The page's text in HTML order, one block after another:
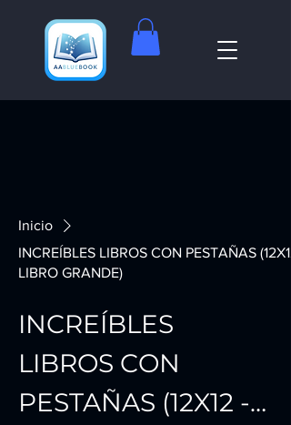
Inicio
INCREÍBLES LIBROS CON PESTAÑAS
LIBRO GRANDE)
INCREÍBLES
LIBROS CON
PESTAÑAS (12X12 -